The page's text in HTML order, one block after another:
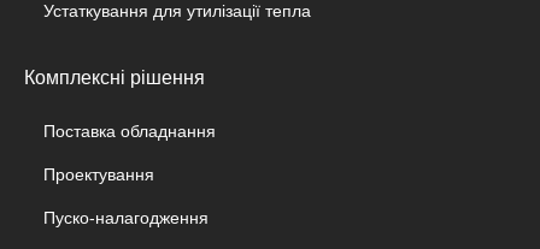
Устаткування для утилізації тепла
Комплексні рішення
Поставка обладнання
Проектування
Пуско-налагодження